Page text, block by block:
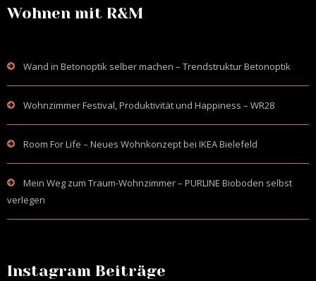
Wohnen mit R&M
Wand in Betonoptik selber machen – Trendstruktur Betonoptik
Wohnzimmer Festival, Produktivität und Happiness – WR28
Room For Life – Neues Wohnkonzept bei IKEA Bielefeld
Mein Weg zum Traum-Wohnzimmer – PURLINE Bioboden selbst
verlegen
Instagram Beiträge